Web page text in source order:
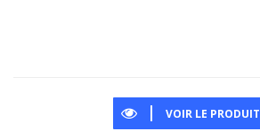
VOIR LE PRODUIT